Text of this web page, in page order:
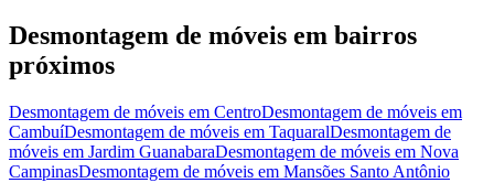
Desmontagem de móveis em bairros
próximos
Desmontagem de móveis em CentroDesmontagem de móveis em
CambuíDesmontagem de móveis em TaquaralDesmontagem de
móveis em Jardim GuanabaraDesmontagem de móveis em Nova
CampinasDesmontagem de móveis em Mansões Santo Antônio